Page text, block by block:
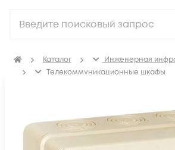
Каталог
Инженерная
Телекоммуникационные шкафы